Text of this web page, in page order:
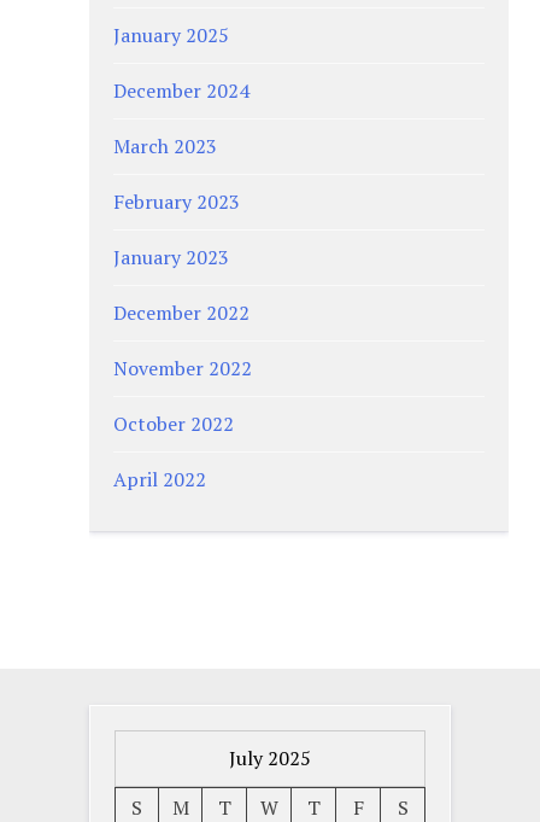
January 2025
December 2024
March 2023
February 2023
January 2023
December 2022
November 2022
October 2022
April 2022
July 2025
S
M T W T F S